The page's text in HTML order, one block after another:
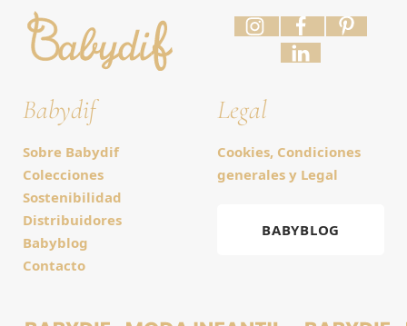
Babydif
Sobre Babydif
Colecciones
Sostenibilidad
Distribuidores
Babyblog
Contacto
Legal
Cookies, Condiciones
generales y Legal
BABYBLOG